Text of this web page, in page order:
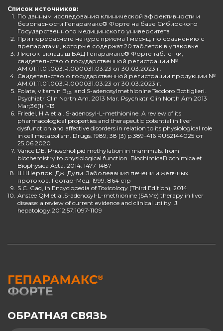
Список источников:
1. По данным исследования клинической эффективности и
безопасности Гепарамакс® Форте на базе Сибирского
Государственного медицинского университета
2. При перерасчете на курс приема 1 месяц, по сравнению с
препаратами, которые содержат 20 таблеток в упаковке
3. Листок-вкладыш БАД Гепарамакс® Форте таблетки,
свидетельство о государственной регистрации №
AM.01.11.01.003.R.000031.03.23 от 30.03.2023 г.
4. Свидетельство о государственной регистрации продукции №
AM.01.11.01.003.R.000031.03.23 от 30.03.2023 г.
5. Folate, vitamin B₁₂, and S-adenosylmethionine Teodoro Bottiglieri.
Psychiatr Clin North Am. 2013 Mar. Psychiatr Clin North Am 2013
Mar;36(1):1-13
6. Friedel, H A et al. S-adenosyl-L-methionine. A review of its
pharmacological properties and therapeutic potential in liver
dysfunction and affective disorders in relation to its physiological role
in cell metabolism. Drugs. 1989; 38 (3) p.389-416 RUS2144025 от
25.06.2020
7. Vance DE. Phospholipid methylation in mammals: from
biochemistry to physiological function. BiochimicaBiochimica et
Biophysica Acta. 2014: 1477-1487
8. Ш.Шерлок, Дж. Дули. Заболевания печени и желчных
протоков. Геотар-Мед. 1999. 864 стр
9. S.C. Gad, in Encyclopedia of Toxicology (Third Edition), 2014
10. Anstee QM et al.S-adenosyl-L-methionine (SAMe) therapy in liver
disease: a review of current evidence and clinical utility. J.
hepatology.2012;57:1097-1109
ОБРАТНАЯ СВЯЗЬ